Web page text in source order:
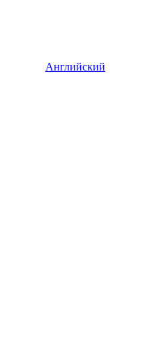
Английский